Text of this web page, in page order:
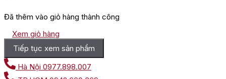
Đã thêm vào giỏ hàng thành công
Xem giỏ hàng
Tiếp tục xem sản phẩm
Hà Nội 0977.898.007